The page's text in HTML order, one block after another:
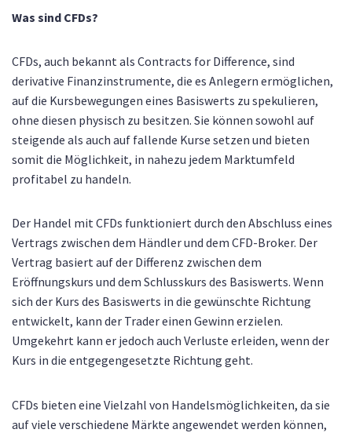
Was sind CFDs?
CFDs, auch bekannt als Contracts for Difference, sind
derivative Finanzinstrumente, die es Anlegern ermöglichen,
auf die Kursbewegungen eines Basiswerts zu spekulieren,
ohne diesen physisch zu besitzen. Sie können sowohl auf
steigende als auch auf fallende Kurse setzen und bieten
somit die Möglichkeit, in nahezu jedem Marktumfeld
profitabel zu handeln.
Der Handel mit CFDs funktioniert durch den Abschluss eines
Vertrags zwischen dem Händler und dem CFD-Broker. Der
Vertrag basiert auf der Differenz zwischen dem
Eröffnungskurs und dem Schlusskurs des Basiswerts. Wenn
sich der Kurs des Basiswerts in die gewünschte Richtung
entwickelt, kann der Trader einen Gewinn erzielen.
Umgekehrt kann er jedoch auch Verluste erleiden, wenn der
Kurs in die entgegengesetzte Richtung geht.
CFDs bieten eine Vielzahl von Handelsmöglichkeiten, da sie
auf viele verschiedene Märkte angewendet werden können,